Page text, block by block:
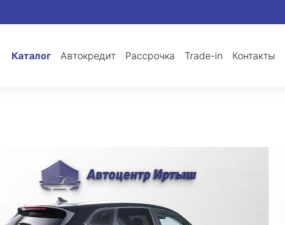
Каталог Автокредит Рассрочка Trade-in Контакты